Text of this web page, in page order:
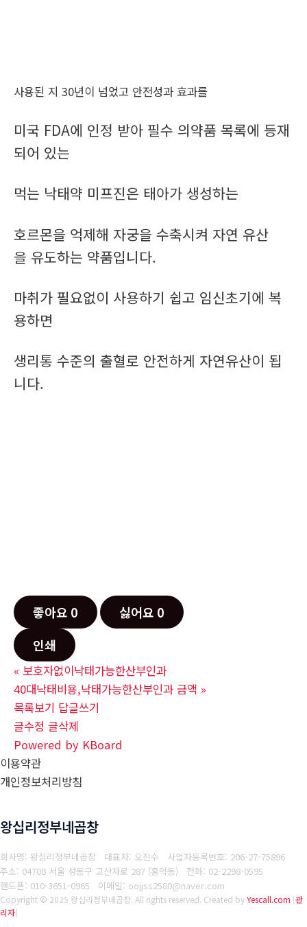
사용된 지 30년이 넘었고 안전성과 효과를
미국 FDA에 인정 받아 필수 의약품 목록에 등재
되어 있는
먹는 낙태약 미프진은 태아가 생성하는
호르몬을 억제해 자궁을 수축시켜 자연 유산
을 유도하는 약품입니다.
마취가 필요없이 사용하기 쉽고 임신초기에 복
용하면
생리통 수준의 출혈로 안전하게 자연유산이 됩
니다.
좋아요 0 싫어요 0
인쇄
« 보호자없이낙태가능한산부인과
40대낙태비용,낙태가능한산부인과 금액 »
목록보기 답글쓰기
글수정 글삭제
Powered by KBoard
이용약관
개인정보처리방침
왕십리정부네곱창
회사명: 왕십리정부네곱창 대표자: 오진수 사업자등록번호: 206-27-75896
주소: 04708 서울 성동구 고산자로 287 (홍익동) 전화: 02-2298-0595
핸드폰: 010-3651-0965
이메일: oojjss2580@naver.com
Copyright © 2025 왕십리정부네곱창. All rights reserved. Created byYescall.com [관
리자]